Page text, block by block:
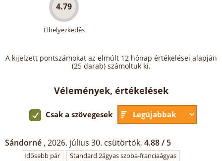
4.79
Elhelyezkedés
A kijelzett pontszámokat az elmúlt 12 hónap értékelései alapján
(25 darab) számoltuk ki.
Vélemények, értékelések
Csak a szövegesek
Sándorné , 2026. július 30. csütörtök, 4.88 / 5
Idősebb pár
Standard 2ágyas szoba-franciaágyas